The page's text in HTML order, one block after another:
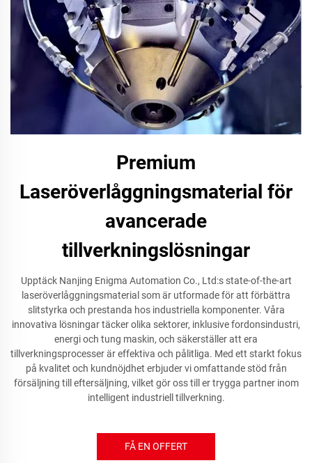
Premium
Laseröverlåggningsmaterial för
avancerade
tillverkningslösningar
Upptäck Nanjing Enigma Automation Co., Ltd:s state-of-the-art
laseröverlåggningsmaterial som är utformade för att förbättra
slitstyrka och prestanda hos industriella komponenter. Våra
innovativa lösningar täcker olika sektorer, inklusive fordonsindustri,
energi och tung maskin, och säkerställer att era
tillverkningsprocesser är effektiva och pålitliga. Med ett starkt fokus
på kvalitet och kundnöjdhet erbjuder vi omfattande stöd från
försäljning till eftersäljning, vilket gör oss till er trygga partner inom
intelligent industriell tillverkning.
FÅ EN OFFERT